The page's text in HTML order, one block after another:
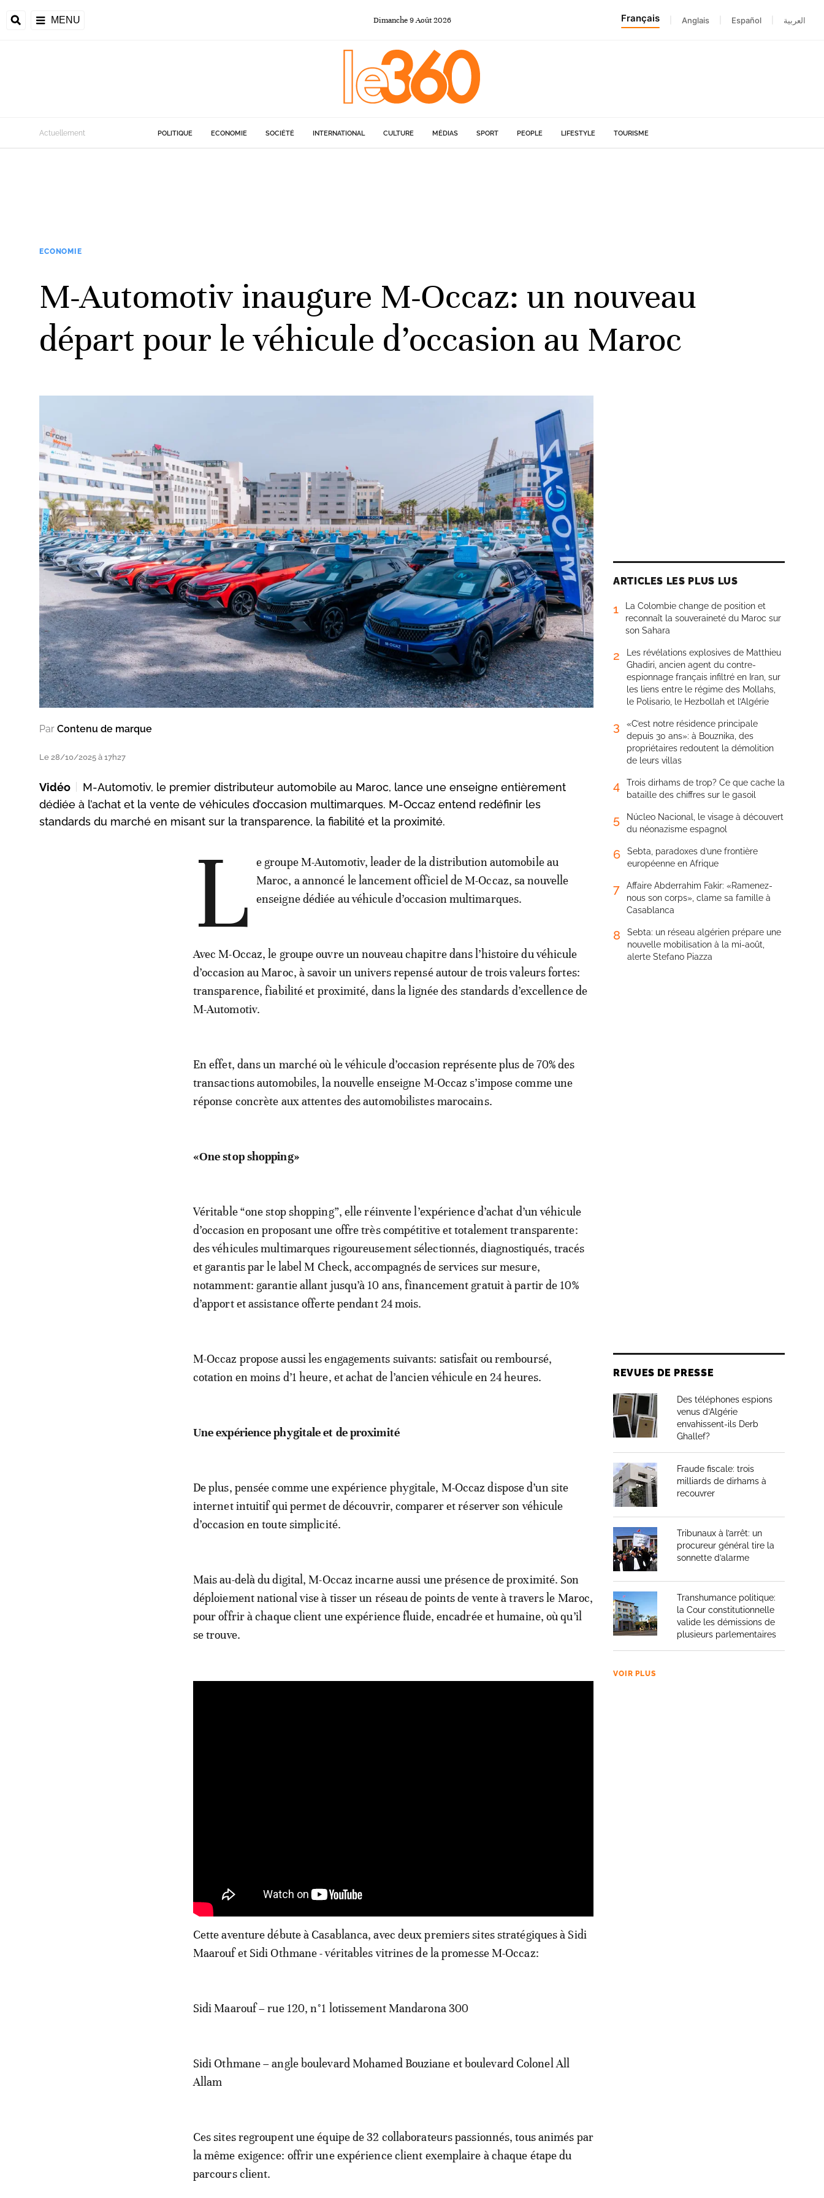
MENU Dimanche 9Août 2026 Français Anglais Español العربية
Actuellement POLITIQUE ECONOMIE SOCIÉTÉ INTERNATIONAL CULTURE MÉDIAS SPORT PEOPLE LIFESTYLE TOURISME
ECONOMIE
M-Automotiv inaugure M-Occaz: un nouveau
départ pour le véhicule d’occasion au Maroc
Par Contenu de marque
Le 28/10/2025 à 17h27
Vidéo
M-Automotiv, le premier distributeur automobile au Maroc, lance une enseigne entièrement
dédiée à l’achat et la vente de véhicules d’occasion multimarques. M-Occaz entend redéfinir les
standards du marché en misant sur la transparence, la fiabilité et la proximité.
L
e groupe M-Automotiv, leader de la distribution automobile au
Maroc, a annoncé le lancement officiel de M-Occaz, sa nouvelle
enseigne dédiée au véhicule d’occasion multimarques.
Avec M-Occaz, le groupe ouvre un nouveau chapitre dans l’histoire du véhicule
d’occasion au Maroc, à savoir un univers repensé autour de trois valeurs fortes:
transparence, fiabilité et proximité, dans la lignée des standards d’excellence de
M-Automotiv.
En effet, dans un marché où le véhicule d’occasion représente plus de 70% des
transactions automobiles, la nouvelle enseigne M-Occaz s’impose comme une
réponse concrète aux attentes des automobilistes marocains.
«One stop shopping»
Véritable “one stop shopping”, elle réinvente l’expérience d’achat d’un véhicule
d’occasion en proposant une offre très compétitive et totalement transparente:
des véhicules multimarques rigoureusement sélectionnés, diagnostiqués, tracés
et garantis par le label M Check, accompagnés de services sur mesure,
notamment: garantie allant jusqu’à 10 ans, financement gratuit à partir de 10%
d’apport et assistance offerte pendant 24 mois.
M-Occaz propose aussi les engagements suivants: satisfait ou remboursé,
cotation en moins d’1 heure, et achat de l’ancien véhicule en 24 heures.
Une expérience phygitale et de proximité
De plus, pensée comme une expérience phygitale, M-Occaz dispose d’un site
internet intuitif qui permet de découvrir, comparer et réserver son véhicule
d’occasion en toute simplicité.
Mais au-delà du digital, M-Occaz incarne aussi une présence de proximité. Son
déploiement national vise à tisser un réseau de points de vente à travers le Maroc,
pour offrir à chaque client une expérience fluide, encadrée et humaine, où qu’il
se trouve.
Cette aventure débute à Casablanca, avec deux premiers sites stratégiques à Sidi
Maarouf et Sidi Othmane - véritables vitrines de la promesse M-Occaz:
Sidi Maarouf – rue 120, n°1 lotissement Mandarona 300
Sidi Othmane – angle boulevard Mohamed Bouziane et boulevard Colonel All
Allam
Ces sites regroupent une équipe de 32 collaborateurs passionnés, tous animés par
la même exigence: offrir une expérience client exemplaire à chaque étape du
parcours client.
ARTICLES LES PLUS LUS
1
La Colombie change de position et
reconnaît la souveraineté du Maroc sur
son Sahara
2
Les révélations explosives de Matthieu
Ghadiri, ancien agent du contre-
espionnage français infiltré en Iran, sur
les liens entre le régime des Mollahs,
le Polisario, le Hezbollah et l’Algérie
3
«C’est notre résidence principale
depuis 30 ans»: à Bouznika, des
propriétaires redoutent la démolition
de leurs villas
4
Trois dirhams de trop? Ce que cache la
bataille des chiffres sur le gasoil
5
Núcleo Nacional, le visage à découvert
du néonazisme espagnol
6
Sebta, paradoxes d’une frontière
européenne en Afrique
7
Affaire Abderrahim Fakir: «Ramenez-
nous son corps», clame sa famille à
Casablanca
8
Sebta: un réseau algérien prépare une
nouvelle mobilisation à la mi-août,
alerte Stefano Piazza
REVUES DE PRESSE
Des téléphones espions
venus d’Algérie
envahissent-ils Derb
Ghallef?
Fraude fiscale: trois
milliards de dirhams à
recouvrer
Tribunaux à l’arrêt: un
procureur général tire la
sonnette d’alarme
Transhumance politique:
la Cour constitutionnelle
valide les démissions de
plusieurs parlementaires
VOIR PLUS